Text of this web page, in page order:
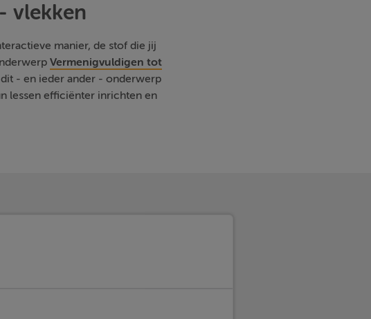
vlekken
manier, de stof die jij
Vermenigvuldigen tot
- en ieder ander - onderwerp
lessen efficiënter inrichten en